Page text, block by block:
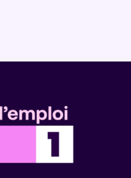
de pub inattendu grâce